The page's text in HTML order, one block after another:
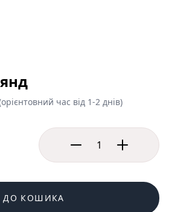
час від 1-2 днів)
ДО КОШИКА